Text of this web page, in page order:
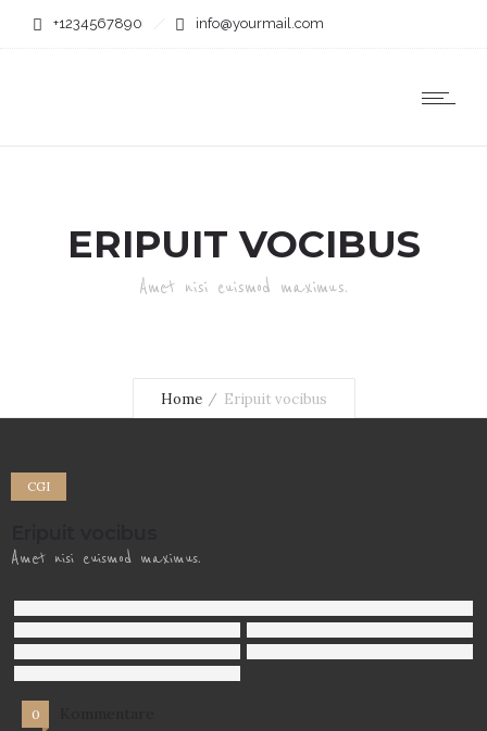
+1234567890 info@yourmail.com
ERIPUIT VOCIBUS
Amet nisi euismod maximus.
Home Eripuit vocibus
CGI
Amet nisi euismod maximus.
0